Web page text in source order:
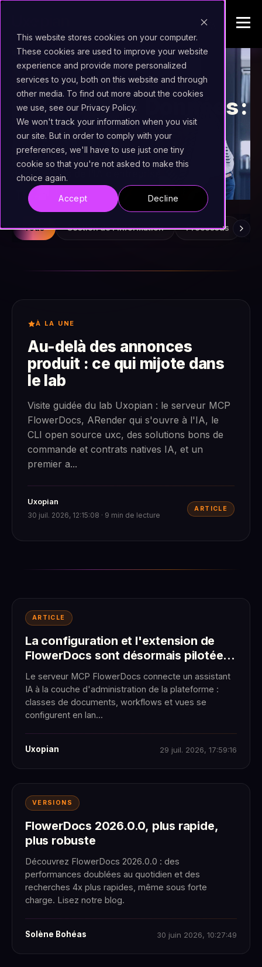
This website stores cookies on your computer.
These cookies are used to improve your website
experience and provide more personalized
services to you, both on this website and through
other media. To find out more about the cookies
we use, see our Privacy Policy.
We won't track your information when you visit
our site. But in order to comply with your
preferences, we'll have to use just one tiny
cookie so that you're not asked to make this
choice again.
Accept Decline
L’UXOBLOG
Au-delà des Données :
L’IA en Entreprise
Visions stratégiques, actualités produit et
décryptages de l’IA d’entreprise
Tous Gestion de l'information Processus
À LA UNE
Au-delà des annonces
produit : ce qui mijote dans
le lab
Visite guidée du lab Uxopian : le serveur MCP
FlowerDocs, ARender qui s'ouvre à l'IA, le
CLI open source uxc, des solutions bons de
commande et contrats natives IA, et un
premier a...
Uxopian
30 juil. 2026, 12:15:08 · 9 min de lecture
ARTICLE
ARTICLE
La configuration et l'extension de
FlowerDocs sont désormais pilotées
par l'IA
Le serveur MCP FlowerDocs connecte un assistant
IA à la couche d'administration de la plateforme :
classes de documents, workflows et vues se
configurent en lan...
Uxopian 29 juil. 2026, 17:59:16
VERSIONS
FlowerDocs 2026.0.0, plus rapide,
plus robuste
Découvrez FlowerDocs 2026.0.0 : des
performances doublées au quotidien et des
recherches 4x plus rapides, même sous forte
charge. Lisez notre blog.
Solène Bohéas 30 juin 2026, 10:27:49